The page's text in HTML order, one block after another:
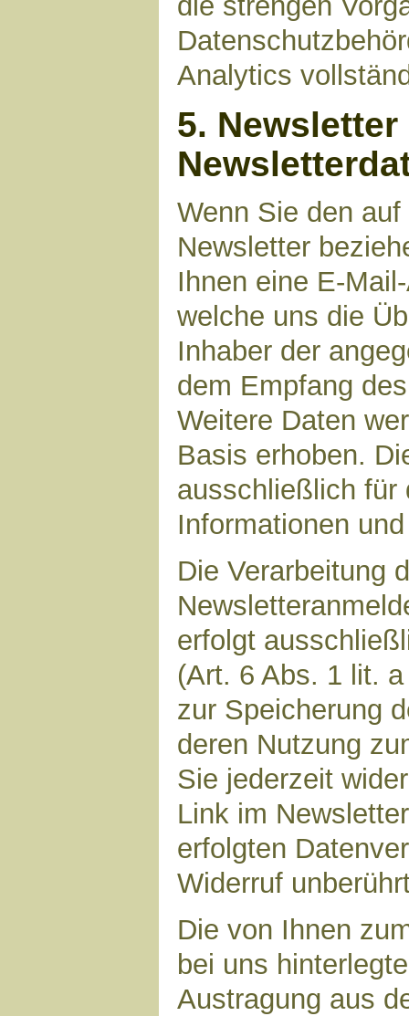
Analytics
5. Newsletter
Wenn Sie den
Newsletter
Ihnen eine E-
welche uns die
Inhaber der
dem Empfang
Weitere Daten
Basis erhoben.
ausschließlich für
Informationen
Die Verarbeitung
erfolgt
(Art. 6 Abs. 1 lit.
zur Speicherung
deren Nutzung
Sie jederzeit
Link im
erfolgten
Widerruf
Die von Ihnen
bei uns
Austragung aus